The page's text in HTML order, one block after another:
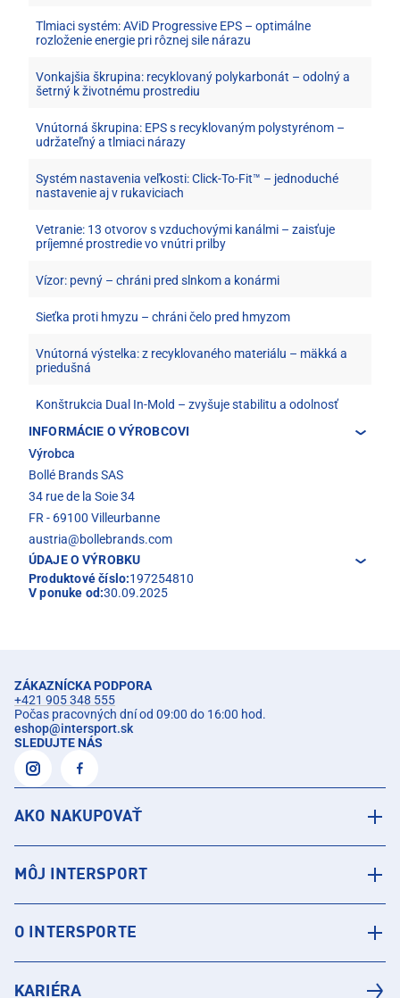
Tlmiaci systém: AViD Progressive EPS – optimálne
rozloženie energie pri rôznej sile nárazu
Vonkajšia škrupina: recyklovaný polykarbonát – odolný a
šetrný k životnému prostrediu
Vnútorná škrupina: EPS s recyklovaným polystyrénom –
udržateľný a tlmiaci nárazy
Systém nastavenia veľkosti: Click-To-Fit™ – jednoduché
nastavenie aj v rukaviciach
Vetranie: 13 otvorov s vzduchovými kanálmi – zaisťuje
príjemné prostredie vo vnútri prilby
Vízor: pevný – chráni pred slnkom a konármi
Sieťka proti hmyzu – chráni čelo pred hmyzom
Vnútorná výstelka: z recyklovaného materiálu – mäkká a
priedušná
Konštrukcia Dual In-Mold – zvyšuje stabilitu a odolnosť
INFORMÁCIE O VÝROBCOVI
Výrobca
Bollé Brands SAS
34 rue de la Soie 34
FR - 69100 Villeurbanne
austria@bollebrands.com
ÚDAJE O VÝROBKU
Produktové číslo:197254810
V ponuke od:30.09.2025
ZÁKAZNÍCKA PODPORA
+421 905 348 555
Počas pracovných dní od 09:00 do 16:00 hod.
eshop@intersport.sk
SLEDUJTE NÁS
AKO NAKUPOVAŤ
MÔJ INTERSPORT
O INTERSPORTE
KARIÉRA